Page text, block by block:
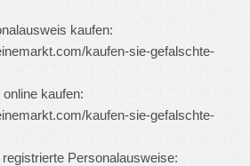
kaufen:
kaufen-sie-gefalschte-
kaufen:
kaufen-sie-gefalschte-
Personalausweise: